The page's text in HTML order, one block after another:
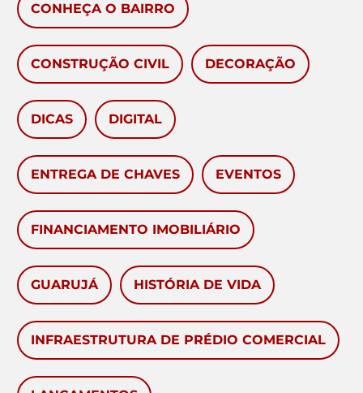
CONHEÇA O BAIRRO
CONSTRUÇÃO CIVIL DECORAÇÃO
DICAS DIGITAL
ENTREGA DE CHAVES EVENTOS
FINANCIAMENTO IMOBILIÁRIO
GUARUJÁ HISTÓRIA DE VIDA
INFRAESTRUTURA DE PRÉDIO COMERCIAL